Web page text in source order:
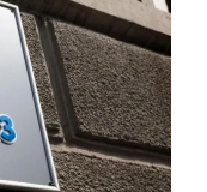
перевернув